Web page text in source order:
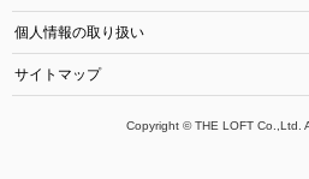
個人情報の取り扱い
サイトマップ
Copyright © THE LOFT Co.,Ltd.